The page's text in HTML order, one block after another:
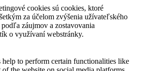
cookies sú cookies, ktoré
za účelom zvýšenia užívateľského
záujmov a zostavovania
o využívaní webstránky.
help to perform certain functionalities like